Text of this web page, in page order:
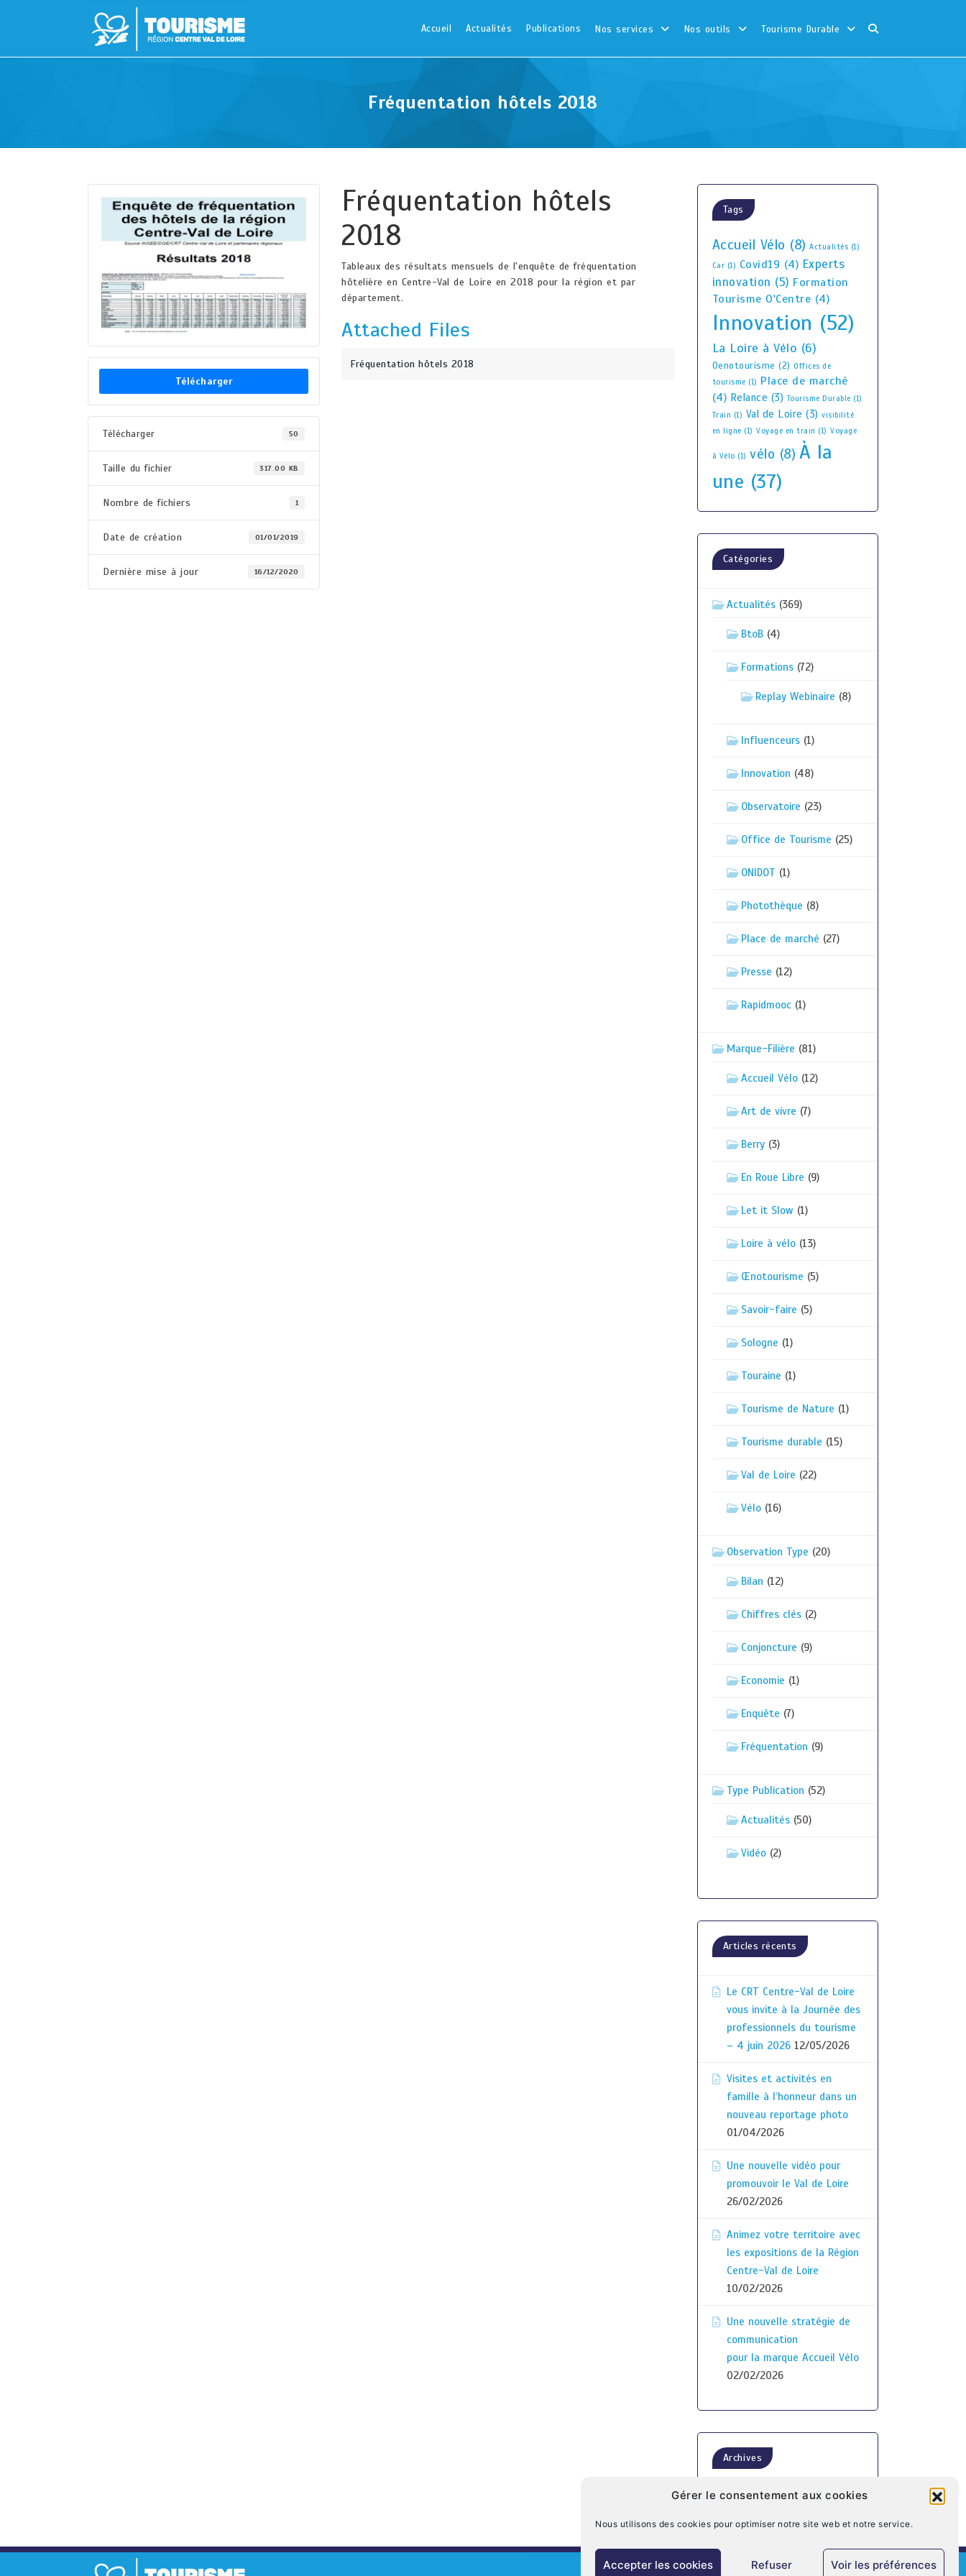
Gérer le consentement aux cookies
Nous utilisons des cookies pour optimiser notre site web et notre service.
Accepter les cookies Refuser Voir les préférences
Accueil Actualités Publications Nos services Nos outils Tourisme Durable
Fréquentation hôtels 2018
Télécharger
Télécharger 50
Taille du fichier 317.00 KB
Nombre de fichiers 1
Date de création 01/01/2019
Dernière mise à jour 16/12/2020
Fréquentation hôtels
2018
Tableaux des résultats mensuels de l'enquête de fréquentation
hôtelière en Centre-Val de Loire en 2018 pour la région et par
département.
Attached Files
Fréquentation hôtels 2018
Tags
Accueil Vélo (8) Actualités (1)
Car (1) Covid19 (4) Experts
innovation (5) Formation
Tourisme O'Centre (4)
Innovation (52)
La Loire à Vélo (6)
Oenotourisme (2) Offices de
tourisme (1) Place de marché
(4) Relance (3) Tourisme Durable (1)
Train (1) Val de Loire (3) visibilité
en ligne (1) Voyage en train (1) Voyage
à Vélo (1) vélo (8) À la
une (37)
Catégories
Actualités(369)
BtoB(4)
Formations(72)
Replay Webinaire (8)
Influenceurs(1)
Innovation (48)
Observatoire (23)
Office de Tourisme (25)
ONIDOT (1)
Photothèque (8)
Place de marché (27)
Presse (12)
Rapidmooc(1)
Marque-Filière (81)
Accueil Vélo(12)
Art de vivre (7)
Berry(3)
En Roue Libre (9)
Let it Slow (1)
Loire à vélo(13)
Œnotourisme (5)
Savoir-faire (5)
Sologne (1)
Touraine (1)
Tourisme de Nature (1)
Tourisme durable (15)
Val de Loire (22)
Vélo(16)
Observation Type (20)
Bilan (12)
Chiffres clés(2)
Conjoncture (9)
Economie (1)
Enquête (7)
Fréquentation (9)
Type Publication (52)
Actualités(50)
Vidéo(2)
Articles récents
Le CRT Centre-Val de Loire
vous invite à la Journée des
professionnels du tourisme
– 4 juin 2026 12/05/2026
Visites et activités en
famille à l’honneur dans un
nouveau reportage photo
01/04/2026
Une nouvelle vidéo pour
promouvoir le Val de Loire
26/02/2026
Animez votre territoire avec
les expositions de la Région
Centre-Val de Loire
10/02/2026
Une nouvelle stratégie de
communication
pour la marque Accueil Vélo
02/02/2026
Archives